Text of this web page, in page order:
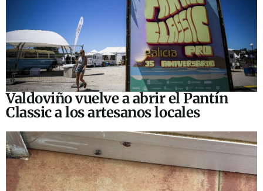
Valdoviño vuelve a abrir el Pantín
Classic a los artesanos locales